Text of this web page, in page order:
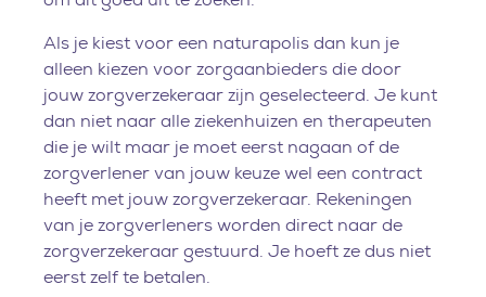
Als je kiest voor een naturapolis dan kun je
alleen kiezen voor zorgaanbieders die door
jouw zorgverzekeraar zijn geselecteerd. Je kunt
dan niet naar alle ziekenhuizen en therapeuten
die je wilt maar je moet eerst nagaan of de
zorgverlener van jouw keuze wel een contract
heeft met jouw zorgverzekeraar. Rekeningen
van je zorgverleners worden direct naar de
zorgverzekeraar gestuurd. Je hoeft ze dus niet
eerst zelf te betalen.